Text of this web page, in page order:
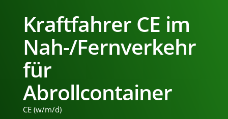
Kraftfahrer CE im
Nah-/Fernverkehr
für
Abrollcontainer
CE (w/m/d)